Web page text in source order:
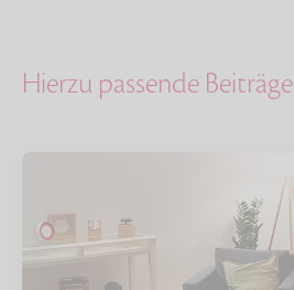
Hierzu passende Beiträge